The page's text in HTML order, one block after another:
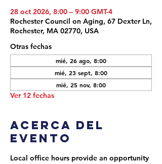
28 oct 2026, 8:00 – 9:00 GMT-4
Rochester Council on Aging, 67 Dexter Ln,
Rochester, MA 02770, USA
Otras fechas
mié, 26 ago, 8:00
mié, 23 sept, 8:00
mié, 25 nov, 8:00
Ver 12 fechas
Acerca del
evento
Local office hours provide an opportunity